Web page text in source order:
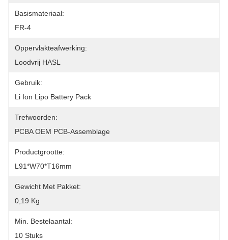
Basismateriaal:
FR-4
Oppervlakteafwerking:
Loodvrij HASL
Gebruik:
Li Ion Lipo Battery Pack
Trefwoorden:
PCBA OEM PCB-Assemblage
Productgrootte:
L91*W70*T16mm
Gewicht Met Pakket:
0,19 Kg
Min. Bestelaantal:
10 Stuks